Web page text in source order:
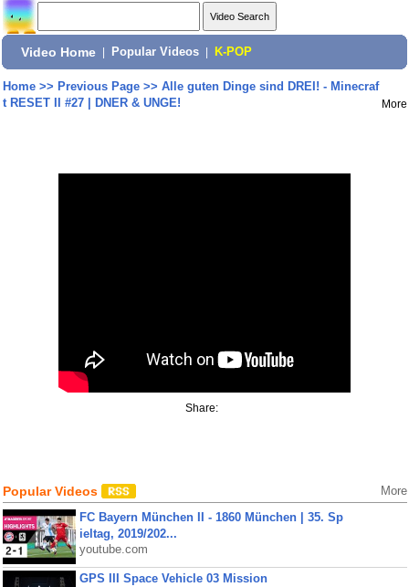
Video Home Popular Videos K-POP
Home>> Previous Page>> Alle guten Dinge sind DREI! - Minecraf
t RESET II #27 | DNER & UNGE!
More
Share:
Popular Videos More
FC Bayern München II - 1860 München | 35. Sp
ieltag, 2019/202...
youtube.com
GPS III Space Vehicle 03 Mission